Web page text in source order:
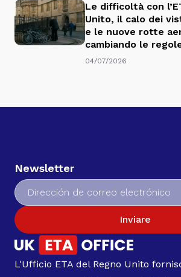
Le difficoltà con
Unito, il calo dei
e le nuove rotte
cambiando le
04/07/2026
Newsletter
Inviare
L'Ufficio ETA del Regno Unito